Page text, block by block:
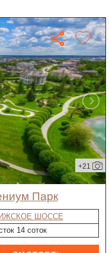
+21
Парк
ШОССЕ
14 соток